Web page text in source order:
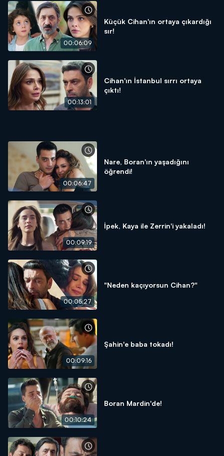
00:06:09
Küçük Cihan'ın ortaya çıkardığı
sır!
00:13:01
Cihan'ın İstanbul sırrı ortaya
çıktı!
00:06:47
Nare, Boran'ın yaşadığını
öğrendi!
00:09:19
İpek, Kaya ile Zerrin'i yakaladı!
00:05:27
"Neden kaçıyorsun Cihan?"
00:09:16
Şahin'e baba tokadı!
00:10:24
Boran Mardin'de!